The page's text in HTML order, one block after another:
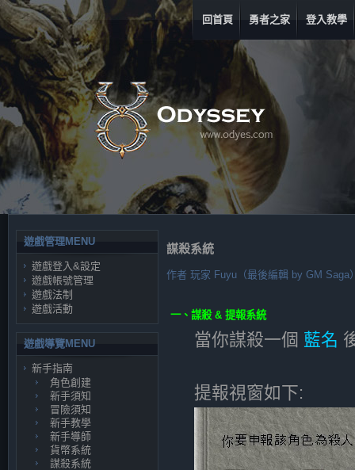
回首頁 勇者之家 登入教學
遊戲管理MENU
遊戲登入&設定
遊戲帳號管理
遊戲法制
遊戲活動
遊戲導覽MENU
新手指南
角色創建
新手須知
冒險須知
新手教學
新手導師
貨幣系統
謀殺系統
謀殺系統
作者 玩家 Fuyu（最後編輯 by GM Saga
一、謀殺 & 提報系統
當你謀殺一個 藍名
提報視窗如下: